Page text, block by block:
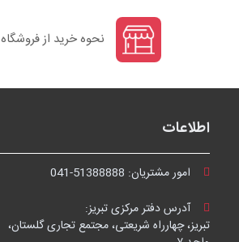
نحوه خرید از فروشگاه
اطلاعات
امور مشتریان: 041-51388888
آدرس دفتر مرکزی تبریز:
تبریز، چهارراه شریعتی، مجتمع تجاری گلستان،